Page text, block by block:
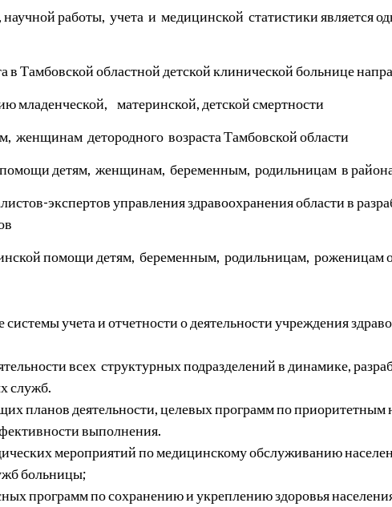
работы, учета и медицинской статистики является
в Тамбовской областной детской клинической больнице
младенческой, материнской, детской смертности
женщинам детородного возраста Тамбовской области
детям, женщинам, беременным, родильницам в
экспертов управления здравоохранения области в
помощи детям, беременным, родильницам, роженицам
учета и отчетности о деятельности учреждения
всех структурных подразделений в динамике,
служб.
планов деятельности, целевых программ по приоритетным
выполнения.
мероприятий по медицинскому обслуживанию
больницы;
программ по сохранению и укреплению здоровья